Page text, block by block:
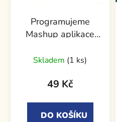
Programujeme
Mashup aplikace
Skladem (1 ks)
49 Kč
DO KOŠÍKU